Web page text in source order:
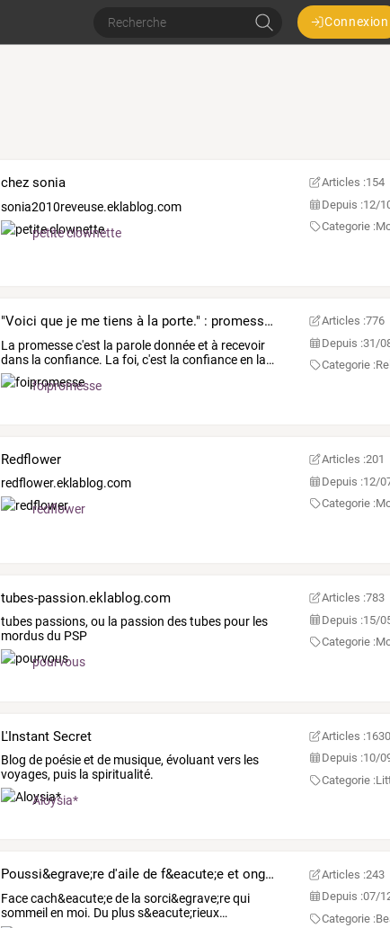
Connexion
chez sonia
sonia2010reveuse.eklablog.com
petite clownette
Articles :154
Depuis :12/
Categorie :
"Voici que je me tiens à la porte." : promesse de Jésus (Ap 3,20)
La promessec'est la paroledonnéeet à recevoir
dans la confiance. La foi, c'est la confianceen la…
foipromesse
Articles :776
Depuis :31/
Categorie :
Redflower
redflower.eklablog.com
redflower
Articles :201
Depuis :12/
Categorie :
tubes-passion.eklablog.com
tubes passions, ou la passion des tubes pour les
mordus du PSP
pourvous
Articles :783
Depuis :15/
Categorie :
L'Instant Secret
Blog de poésie et de musique, évoluant vers les
voyages, puis la spiritualité.
Aloysia*
Articles :1630
Depuis :10/
Categorie :
Poussi&egrave;re d'aile de f&eacute;e et ongles de sorciers.
Facecach&eacute;ede la sorci&egrave;requi
sommeil en moi. Du pluss&eacute;rieux…
Articles :243
Depuis :07/
Categorie :